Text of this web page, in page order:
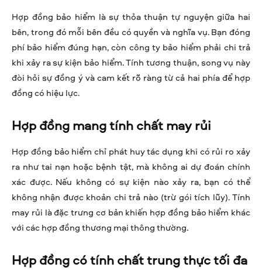
Hợp đồng bảo hiểm là sự thỏa thuận tự nguyện giữa hai
bên, trong đó mỗi bên đều có quyền và nghĩa vụ. Bạn đóng
phí bảo hiểm đúng hạn, còn công ty bảo hiểm phải chi trả
khi xảy ra sự kiện bảo hiểm. Tính tương thuận, song vụ này
đòi hỏi sự đồng ý và cam kết rõ ràng từ cả hai phía để hợp
đồng có hiệu lực.
Hợp đồng mang tính chất may rủi
Hợp đồng bảo hiểm chỉ phát huy tác dụng khi có rủi ro xảy
ra như tai nạn hoặc bệnh tật, mà không ai dự đoán chính
xác được. Nếu không có sự kiện nào xảy ra, bạn có thể
không nhận được khoản chi trả nào (trừ gói tích lũy). Tính
may rủi là đặc trưng cơ bản khiến hợp đồng bảo hiểm khác
với các hợp đồng thương mại thông thường.
Hợp đồng có tính chất trung thực tối đa